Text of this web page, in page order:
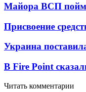
Майора ВСП
Присвоение
Украина
В Fire Point
Читать комментарии